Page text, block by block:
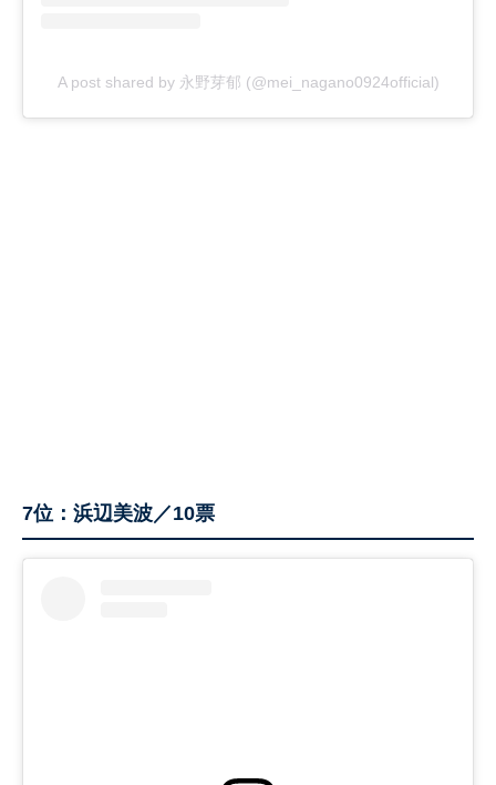
A post shared by 永野芽郁 (@mei_nagano0924official)
7位：浜辺美波／10票